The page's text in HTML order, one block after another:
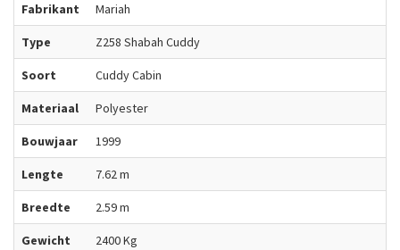
Fabrikant Mariah
Type Z258 Shabah Cuddy
Soort Cuddy Cabin
Materiaal Polyester
Bouwjaar 1999
Lengte 7.62 m
Breedte 2.59 m
Gewicht 2400 Kg